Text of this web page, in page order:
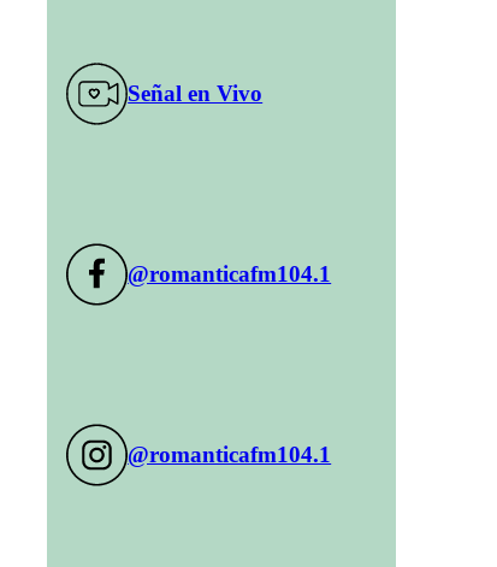
Señal en Vivo
@romanticafm104.1
@romanticafm104.1